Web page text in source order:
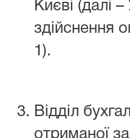
Києві (далі
здійснення
1).
Відділ
отриманої